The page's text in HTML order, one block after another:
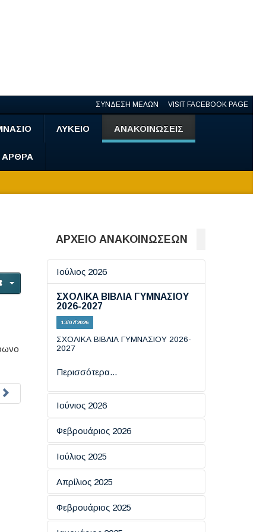
ΣΥΝΔΕΣΗ ΜΕΛΩΝ VISIT FACEBOOK PAGE
ΛΥΚΕΙΟ ΑΝΑΚΟΙΝΩΣΕΙΣ
ΑΡΘΡΑ
ΑΡΧΕΙΟ ΑΝΑΚΟΙΝΩΣΕΩΝ
Ιούλιος 2026
ΣΧΟΛΙΚΑ ΒΙΒΛΙΑ ΓΥΜΝΑΣΙΟΥ
2026-2027
13/07/2026
ΣΧΟΛΙΚΑ ΒΙΒΛΙΑ ΓΥΜΝΑΣΙΟΥ 2026-
2027
Περισσότερα...
Ιούνιος 2026
Εξετάσεις πιστοποίησης
19/06/2026
Περισσότερα...
ΑΠΑΝΤΗΣΕΙΣ ΦΥΣΙΚΗΣ ΚΑΙ
ΙΣΤΟΡΙΑΣ
Φεβρουάριος 2026
ΗΜΕΡΑ ΑΣΦΑΛΟΥΣ
18/02/2026
Περισσότερα...
Ιούλιος 2025
ΕΞΕΤΑΣΕΙΣ ΠΙΣΤΟΠΟΙΗΤΙΚΩΝ
ΤΟΥ MICHIGAN
Απρίλιος 2025
Eσπερίδα: "​Ο Ρόλος της
Φεβρουάριος 2025